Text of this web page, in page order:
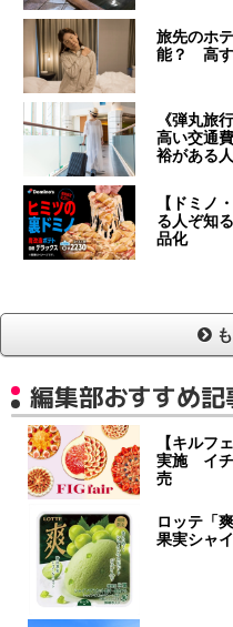
旅先のホ
能？ 高す
《弾丸
高い交通
裕がある
【ドミノ
る人ぞ知
品化
編集部おすすめ記
【キルフ
実施 イチ
売
ロッテ「
果実シャ